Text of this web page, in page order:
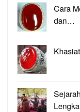
Cara
dan…